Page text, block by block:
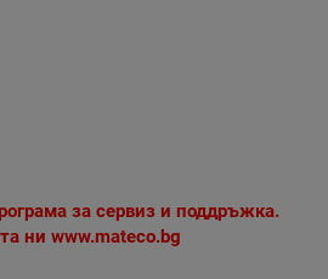
за сервиз и поддръжка.
ни www.mateco.bg